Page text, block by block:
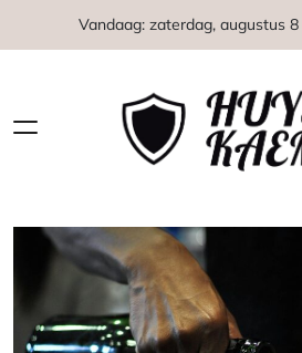
Vandaag: zaterdag, augustus